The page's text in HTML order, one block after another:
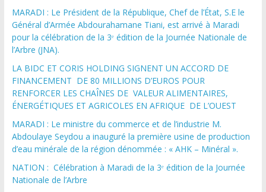
MARADI : Le Président de la République, Chef de l’État, S.E le
Général d’Armée Abdourahamane Tiani, est arrivé à Maradi
pour la célébration de la 3ᵉ édition de la Journée Nationale de
l’Arbre (JNA).
LA BIDC ET CORIS HOLDING SIGNENT UN ACCORD DE
FINANCEMENT DE 80 MILLIONS D’EUROS POUR
RENFORCER LES CHAÎNES DE VALEUR ALIMENTAIRES,
ÉNERGÉTIQUES ET AGRICOLES EN AFRIQUE DE L’OUEST
MARADI : Le ministre du commerce et de l’industrie M.
Abdoulaye Seydou a inauguré la première usine de production
d’eau minérale de la région dénommée : « AHK – Minéral ».
NATION : Célébration à Maradi de la 3ᵉ édition de la Journée
Nationale de l’Arbre